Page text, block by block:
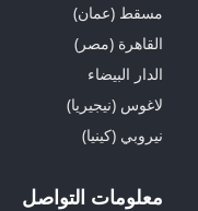
مسقط (عمان)
القاهرة (مصر)
الدار البيضاء
لاغوس (نيجيريا)
نيروبي (كينيا)
معلومات التواصل